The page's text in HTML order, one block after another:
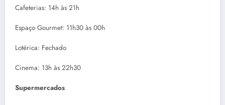
Cafeterias: 14h às 21h
Espaço Gourmet: 11h30 às 00h
Lotérica: Fechado
Cinema: 13h às 22h30
Supermercados